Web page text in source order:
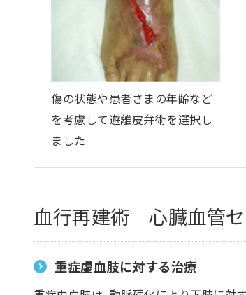
傷の状態や患者さまの年齢など
を考慮して遊離皮弁術を選択し
ました
血行再建術 心臓血管セ
重症虚血肢に対する治療